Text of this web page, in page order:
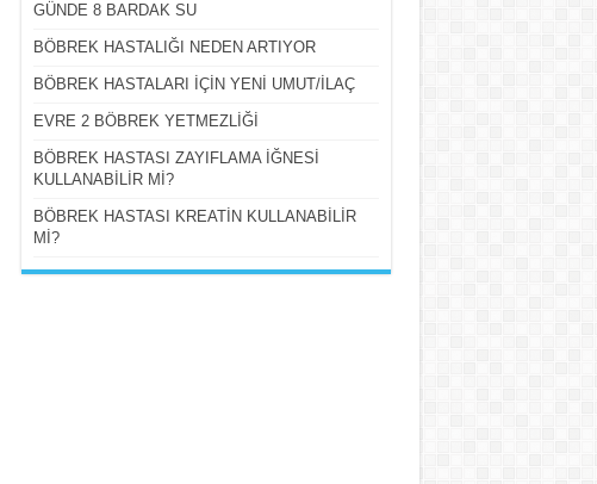
GÜNDE 8 BARDAK SU
BÖBREK HASTALIĞI NEDEN ARTIYOR
BÖBREK HASTALARI İÇİN YENİ UMUT/İLAÇ
EVRE 2 BÖBREK YETMEZLİĞİ
BÖBREK HASTASI ZAYIFLAMA İĞNESİ
KULLANABİLİR Mİ?
BÖBREK HASTASI KREATİN KULLANABİLİR
Mİ?